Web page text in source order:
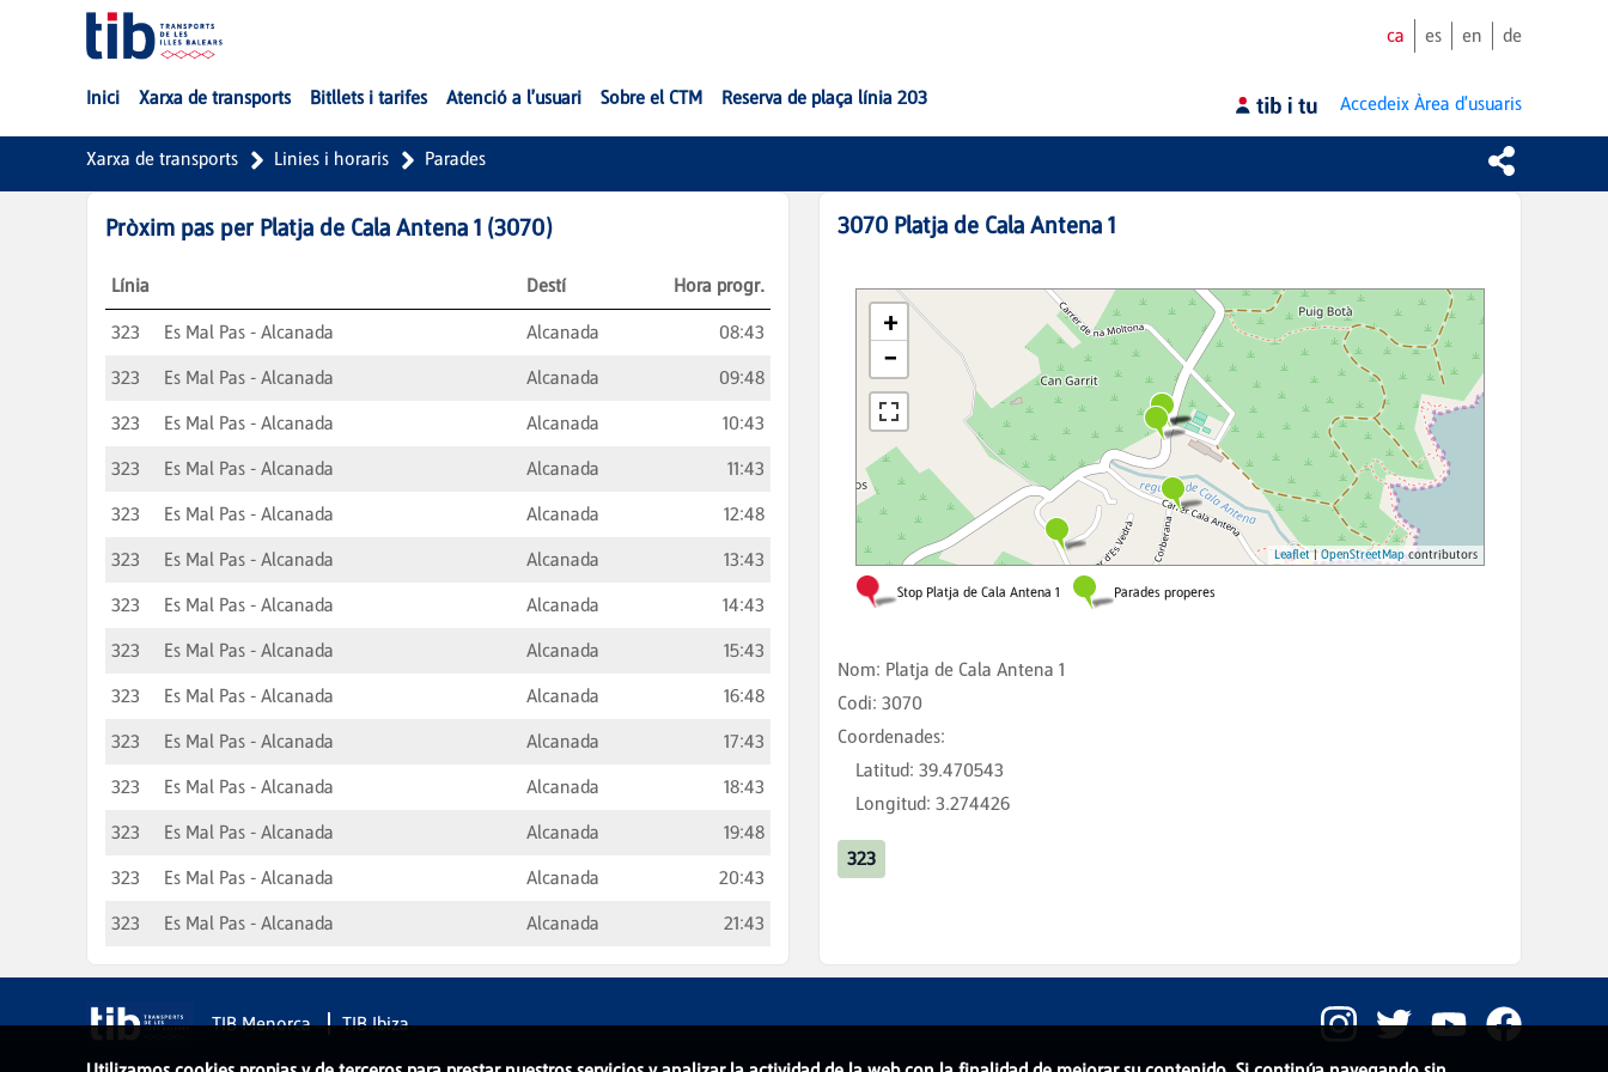
Salta al contingut principal
ca es en de
Inici Xarxa de transports Bitllets i tarifes Atenció a l'usuari Sobre el CTM Reserva de plaça línia 203 Accedeix Àrea d'usuaris
Xarxa de transports Linies i horaris Parades
Pròxim pas per Platja de Cala Antena 1 (3070)
Línia Destí Hora progr.
323 Es Mal Pas - Alcanada Alcanada
08:43
323
Es Mal Pas - Alcanada Alcanada
09:48
323
Es Mal Pas - Alcanada Alcanada
10:43
323
Es Mal Pas - Alcanada Alcanada
11:43
323
Es Mal Pas - Alcanada Alcanada
12:48
323
Es Mal Pas - Alcanada Alcanada
13:43
323
Es Mal Pas - Alcanada Alcanada
14:43
323
Es Mal Pas - Alcanada Alcanada
15:43
323
Es Mal Pas - Alcanada Alcanada
16:48
323
Es Mal Pas - Alcanada Alcanada
17:43
323
Es Mal Pas - Alcanada Alcanada
18:43
323
Es Mal Pas - Alcanada Alcanada
19:48
323
Es Mal Pas - Alcanada Alcanada
20:43
323
Es Mal Pas - Alcanada Alcanada 21:43
3070 Platja de Cala Antena 1
Nom: Platja de Cala Antena 1
Codi: 3070
Coordenades:
Latitud: 39.470543
Longitud: 3.274426
323
TIB Menorca TIB Ibiza